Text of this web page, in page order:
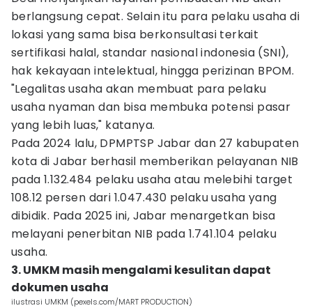
berlangsung cepat. Selain itu para pelaku usaha di
lokasi yang sama bisa berkonsultasi terkait
sertifikasi halal, standar nasional indonesia (SNI),
hak kekayaan intelektual, hingga perizinan BPOM.
"Legalitas usaha akan membuat para pelaku
usaha nyaman dan bisa membuka potensi pasar
yang lebih luas," katanya.
Pada 2024 lalu, DPMPTSP Jabar dan 27 kabupaten
kota di Jabar berhasil memberikan pelayanan NIB
pada 1.132.484 pelaku usaha atau melebihi target
108.12 persen dari 1.047.430 pelaku usaha yang
dibidik. Pada 2025 ini, Jabar menargetkan bisa
melayani penerbitan NIB pada 1.741.104 pelaku
usaha.
3. UMKM masih mengalami kesulitan dapat
dokumen usaha
ilustrasi UMKM (pexels.com/MART PRODUCTION)